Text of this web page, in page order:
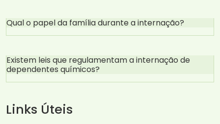
Qual o papel da família durante a internação?
Existem leis que regulamentam a internação de
dependentes químicos?
Links Úteis